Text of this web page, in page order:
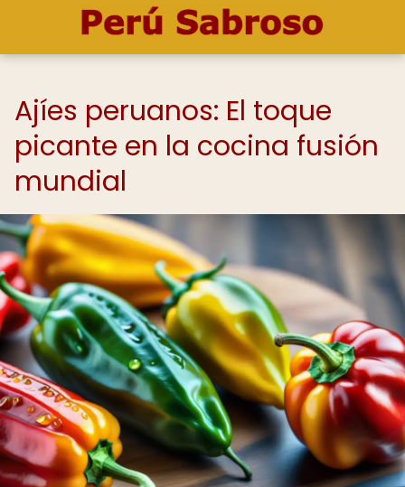
Ajíes peruanos: El toque
picante en la cocina fusión
mundial